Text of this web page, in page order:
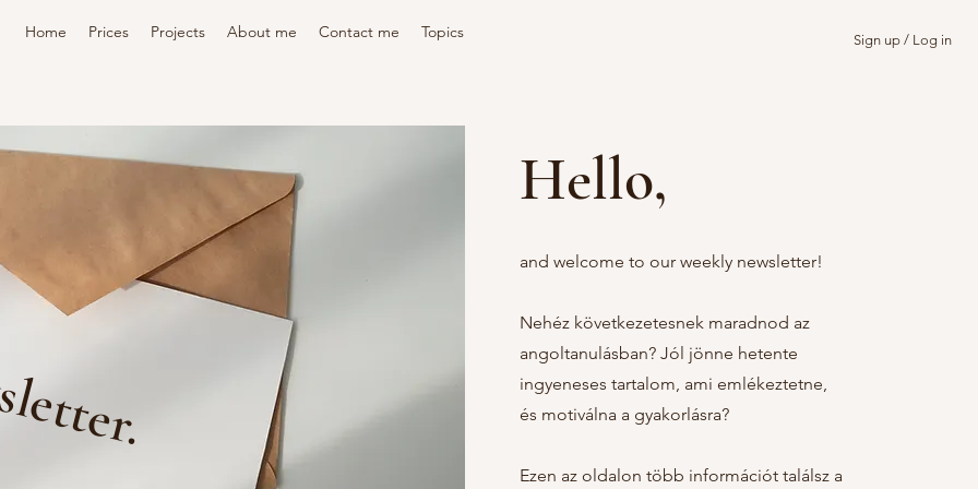
Home Prices Projects About me Contact me Topics Sign up / Log in
Hello,
and welcome to our weekly newsletter!
Nehéz következetesnek maradnod az
angoltanulásban? Jól jönne hetente
ingyeneses tartalom, ami emlékeztetne,
és motiválna a gyakorlásra?
Ezen az oldalon több információt találsz a